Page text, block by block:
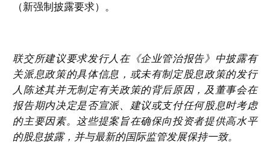
（新强制披露要求）。
联交所建议要求发行人在《企业管治报告》中披露有
关派息政策的具体信息，或未有制定股息政策的发行
人陈述其并无制定有关政策的背后原因，及董事会在
报告期内决定是否宣派、建议或支付任何股息时考虑
的主要因素。这些提案旨在确保向投资者提供高水平
的股息披露，并与最新的国际监管发展保持一致。